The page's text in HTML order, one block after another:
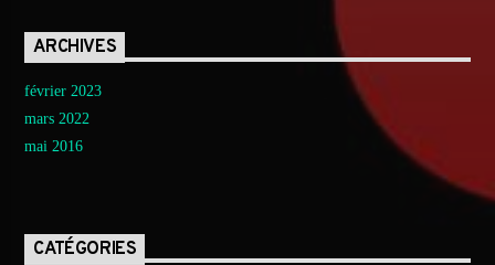
ARCHIVES
février 2023
mars 2022
mai 2016
CATÉGORIES